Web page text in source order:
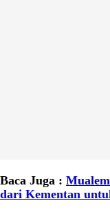
Baca Juga :
dari Kementan